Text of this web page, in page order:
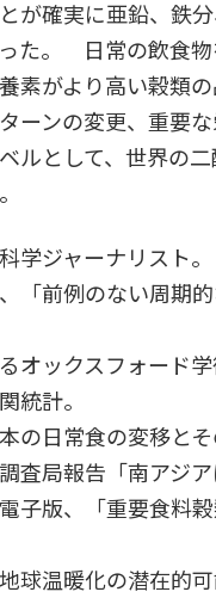
が確実に亜鉛、鉄
た。 日常の飲食
素がより高い穀類
ーンの変更、重要
ルとして、世界の
ジャーナリスト。
「前例のない周期
オックスフォード学
統計。
の日常食の変移とそ
査局報告「南アジ
子版、「重要食料
球温暖化の潜在的